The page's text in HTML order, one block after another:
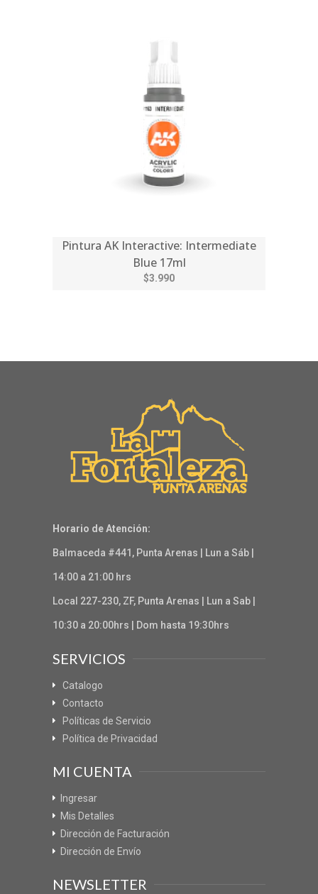
Pintura AK Interactive: Intermediate
Blue 17ml
$3.990
Horario de Atención:
Balmaceda #441, Punta Arenas | Lun a Sáb |
14:00 a 21:00 hrs
Local 227-230, ZF, Punta Arenas | Lun a Sab |
10:30 a 20:00hrs | Dom hasta 19:30hrs
SERVICIOS
Catalogo
Contacto
Políticas de Servicio
Política de Privacidad
MI CUENTA
Ingresar
Mis Detalles
Dirección de Facturación
Dirección de Envío
NEWSLETTER